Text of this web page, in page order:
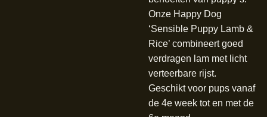
Onze Happy Dog
‘Sensible Puppy Lamb &
Rice’ combineert goed
verdragen lam met licht
verteerbare rijst.
Geschikt voor pups vanaf
de 4e week tot en met de